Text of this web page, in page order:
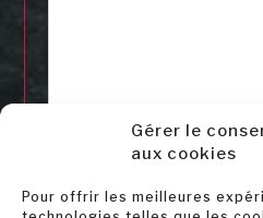
Gérer le
aux cookies
Pour offrir les meilleures
J’ai lu et j'accepte la
*
Accepter